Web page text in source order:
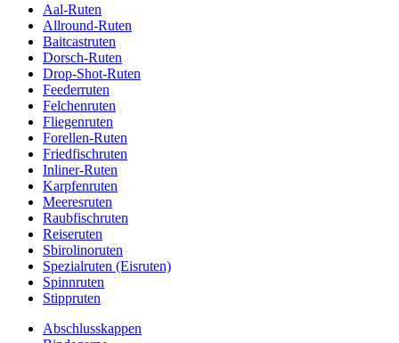
Aal-Ruten
Allround-Ruten
Baitcastruten
Dorsch-Ruten
Drop-Shot-Ruten
Feederruten
Felchenruten
Fliegenruten
Forellen-Ruten
Friedfischruten
Inliner-Ruten
Karpfenruten
Meeresruten
Raubfischruten
Reiseruten
Sbirolinoruten
Spezialruten (Eisruten)
Spinnruten
Stippruten
Abschlusskappen